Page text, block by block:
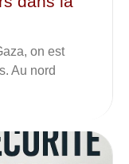
on est
Au nord